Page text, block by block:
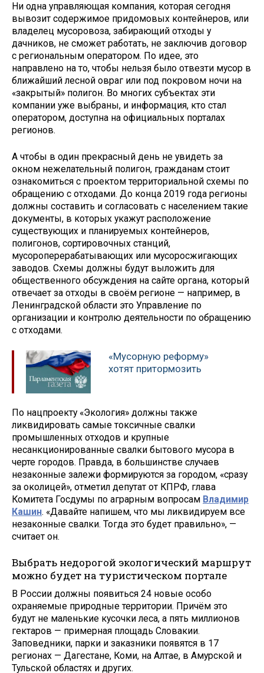
Ни одна управляющая компания, которая сегодня
вывозит содержимое придомовых контейнеров, или
владелец мусоровоза, забирающий отходы у
дачников, не сможет работать, не заключив договор
с региональным оператором. По идее, это
направлено на то, чтобы нельзя было отвезти мусор в
ближайший лесной овраг или под покровом ночи на
«закрытый» полигон. Во многих субъектах эти
компании уже выбраны, и информация, кто стал
оператором, доступна на официальных порталах
регионов.
А чтобы в один прекрасный день не увидеть за
окном нежелательный полигон, гражданам стоит
ознакомиться с проектом территориальной схемы по
обращению с отходами. До конца 2019 года регионы
должны составить и согласовать с населением такие
документы, в которых укажут расположение
существующих и планируемых контейнеров,
полигонов, сортировочных станций,
мусороперерабатывающих или мусоросжигающих
заводов. Схемы должны будут выложить для
общественного обсуждения на сайте органа, который
отвечает за отходы в своём регионе — например, в
Ленинградской области это Управление по
организации и контролю деятельности по обращению
с отходами.
«Мусорную реформу»
хотят притормозить
По нацпроекту «Экология» должны также
ликвидировать самые токсичные свалки
промышленных отходов и крупные
несанкционированные свалки бытового мусора в
черте городов. Правда, в большинстве случаев
незаконные залежи формируются за городом, «сразу
за околицей», отметил депутат от КПРФ, глава
Комитета Госдумы по аграрным вопросам Владимир
Кашин. «Давайте напишем, что мы ликвидируем все
незаконные свалки. Тогда это будет правильно», —
считает он.
Выбрать недорогой экологический маршрут
можно будет на туристическом портале
В России должны появиться 24 новые особо
охраняемые природные территории. Причём это
будут не маленькие кусочки леса, а пять миллионов
гектаров — примерная площадь Словакии.
Заповедники, парки и заказники появятся в 17
регионах — Дагестане, Коми, на Алтае, в Амурской и
Тульской областях и других.